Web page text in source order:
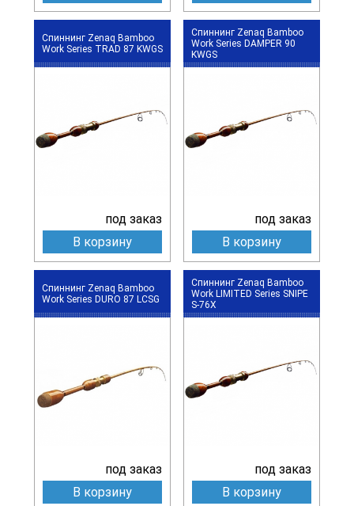
Спиннинг Zenaq Bamboo
Work Series TRAD 87 KWGS
под заказ
В корзину
Спиннинг Zenaq Bamboo
Work Series DAMPER 90
KWGS
под заказ
В корзину
Спиннинг Zenaq Bamboo
Work Series DURO 87 LCSG
под заказ
В корзину
Спиннинг Zenaq Bamboo
Work LIMITED Series SNIPE
S-76X
под заказ
В корзину